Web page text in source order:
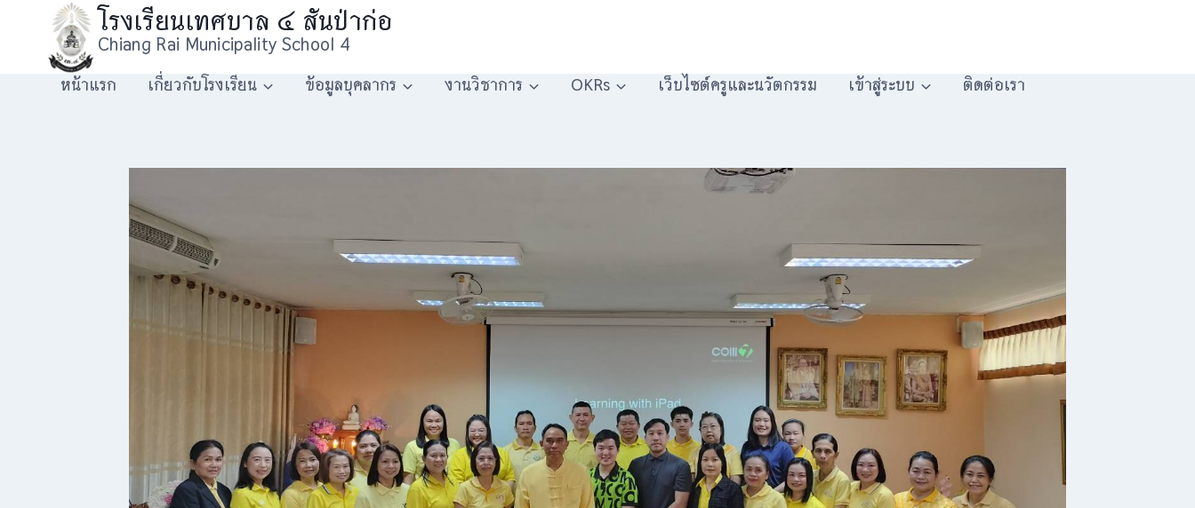
โรงเรียนเทศบาล ๔ สันป่าก่อ
Chiang Rai Municipality School 4
หน้าแรก เกี่ยวกับโรงเรียน ข้อมูลบุคลากร งานวิชาการ OKRs เว็บไซต์ครูและนวัตกรรม เข้าสู่ระบบ ติดต่อเรา